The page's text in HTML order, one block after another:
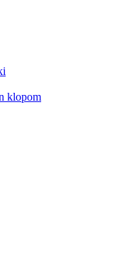
klopom